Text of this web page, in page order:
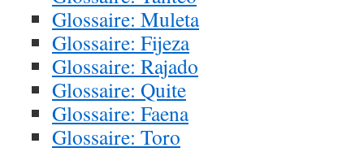
Glossaire: Muleta
Glossaire: Fijeza
Glossaire: Rajado
Glossaire: Quite
Glossaire: Faena
Glossaire: Toro